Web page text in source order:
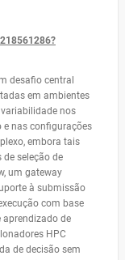
desafio central
em ambientes
nos
e nas configurações
embora tais
seleção de
um gateway
à submissão
com base
aprendizado de
HPC
de decisão sem